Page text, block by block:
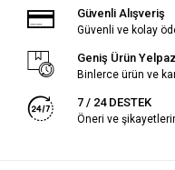
Güvenli Alışveriş
Güvenli ve kolay
Geniş Ürün
Binlerce ürün ve
7 / 24 DESTEK
Öneri ve